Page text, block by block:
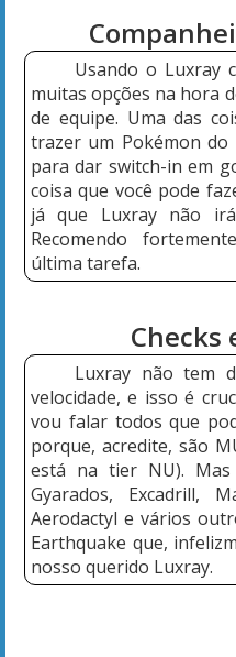
Usando o Luxray
muitas opções na hora
de equipe. Uma das
trazer um Pokémon
para dar switch-in em
coisa que você pode
já que Luxray não
Recomendo
última tarefa.
Checks
Luxray não tem
velocidade, e isso é
vou falar todos que
porque, acredite, são
está na tier NU).
Gyarados, Excadrill,
Aerodactyl e vários
Earthquake que,
nosso querido Luxray.